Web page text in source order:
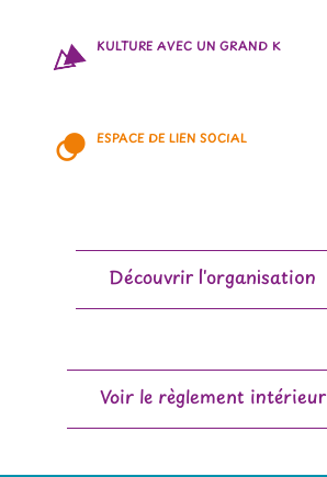
KULTURE AVEC UN GRAND K
ESPACE DE LIEN SOCIAL
Découvrir l'organisation
Voir le règlement intérieur